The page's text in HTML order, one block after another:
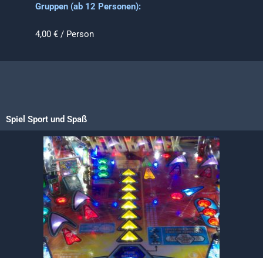
Gruppen (ab 12 Personen):
4,00 € / Person
Spiel Sport und Spaß